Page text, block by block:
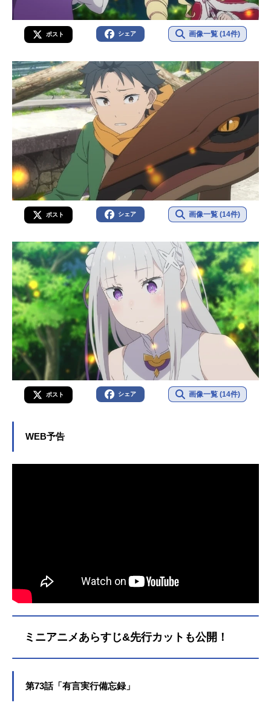
ポスト シェア 画像一覧 (14件)
ポスト シェア 画像一覧 (14件)
ポスト シェア 画像一覧 (14件)
WEB予告
ミニアニメあらすじ&先行カットも公開！
第73話「有言実行備忘録」